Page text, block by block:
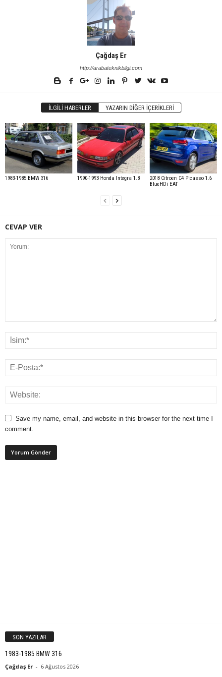
Çağdaş Er
http://arabateknikbilgi.com
İLGILI HABERLER YAZARIN DIĞER İÇERIKLERI
1983-1985 BMW 316 1990-1993 Honda Integra 1.8
2018 Citroen C4 Picasso 1.6
BlueHDi EAT
CEVAP VER
Save my name, email, and website in this browser for the next time I
comment.
SON YAZILAR
1983-1985 BMW 316
Çağdaş Er - 6 Ağustos 2026